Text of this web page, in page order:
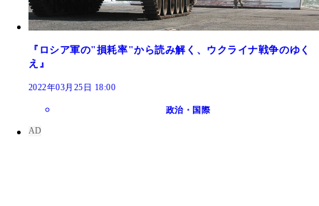
『ロシア軍の"損耗率"から読み解く、ウクライナ戦争のゆく
え』
2022年03月25日 18:00
政治・国際